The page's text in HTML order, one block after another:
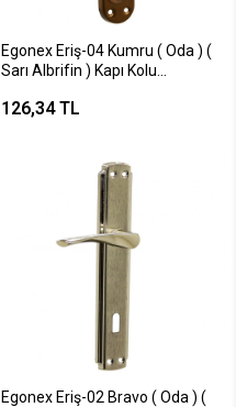
Egonex Eriş-04 Kumru ( Oda ) (
Sarı Albrifin ) Kapı Kolu
126,34 TL
Egonex Eriş-02 Bravo ( Oda ) (